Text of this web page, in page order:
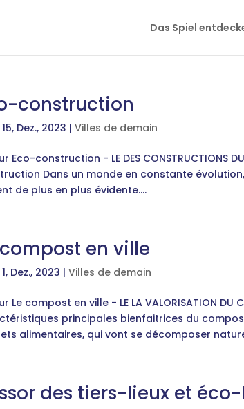
Das Spiel
construction
15, Dez., 2023 |Villes de demain
Eco-construction - LE DES CONSTRUCTIONS
Dans un monde en constante
de plus en plus évidente....
en ville
1, Dez., 2023 |Villes de demain
Le compost en ville - LE LA VALORISATION
principales bienfaitrices du
alimentaires, qui vont se décomposer
des tiers-lieux et